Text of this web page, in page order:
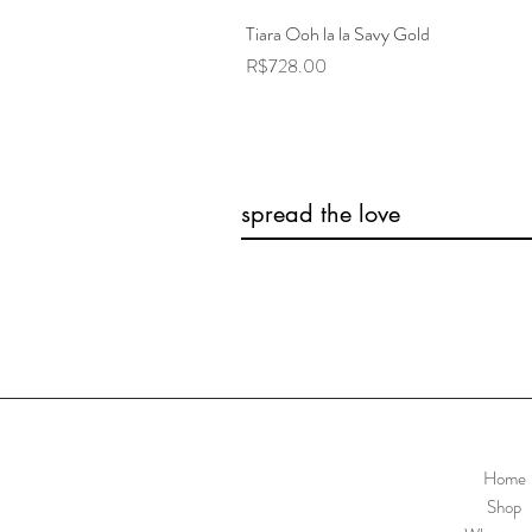
Tiara Ooh la la Savy Gold
Price
R$728.00
spread the love
Home
Shop